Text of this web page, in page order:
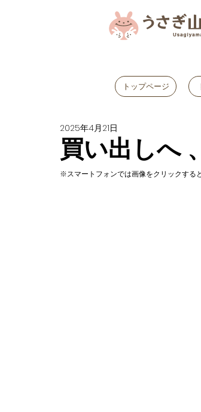
トップページ
買い出しへ
2025年4月21日
※スマートフォンでは画像をクリックする